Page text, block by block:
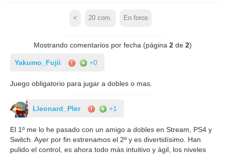
< 20 com. En foros
Mostrando comentarios por fecha (página 2de 2)
Yakumo_Fujii +0
Juego obligatorio para jugar a dobles o mas.
Lleonard_Pler +1
El 1º me lo he pasado con un amigo a dobles en Stream, PS4 y
Switch. Ayer por fin estrenamos el 2º y es divertidísimo. Han
pulido el control, es ahora todo más intuitivo y ágil, los niveles